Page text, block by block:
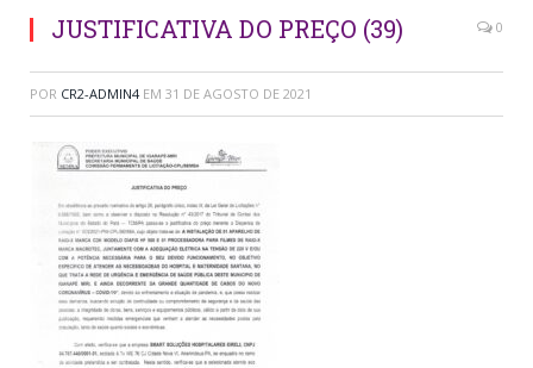
JUSTIFICATIVA DO PREÇO (39) 0
POR CR2-ADMIN4 EM 31 DE AGOSTO DE 2021